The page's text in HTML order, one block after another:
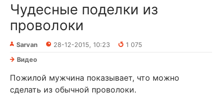
Чудесные поделки из
проволоки
Sarvan 28-12-2015, 10:23
1 075
Видео
Пожилой мужчина показывает, что можно
сделать из обычной проволоки.